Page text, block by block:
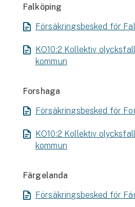
Falköping
Försäkringsbesked för
KO10:2 Kollektiv
kommun
Forshaga
Försäkringsbesked för
KO10:2 Kollektiv
kommun
Färgelanda
Försäkringsbesked för